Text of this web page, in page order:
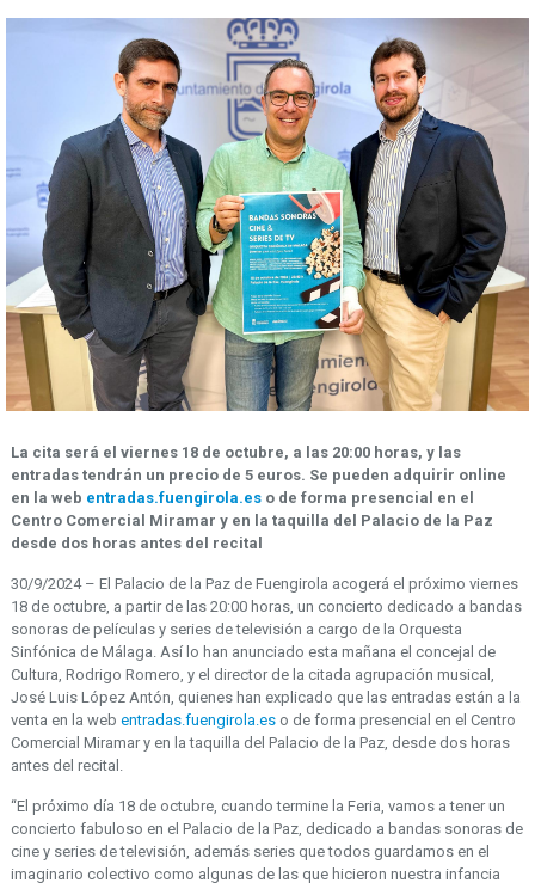
La cita será el viernes 18 de octubre, a las 20:00 horas, y las
entradas tendrán un precio de 5 euros. Se pueden adquirir online
en la web entradas.fuengirola.es o de forma presencial en el
Centro Comercial Miramar y en la taquilla del Palacio de la Paz
desde dos horas antes del recital
30/9/2024 – El Palacio de la Paz de Fuengirola acogerá el próximo viernes
18 de octubre, a partir de las 20:00 horas, un concierto dedicado a bandas
sonoras de películas y series de televisión a cargo de la Orquesta
Sinfónica de Málaga. Así lo han anunciado esta mañana el concejal de
Cultura, Rodrigo Romero, y el director de la citada agrupación musical,
José Luis López Antón, quienes han explicado que las entradas están a la
venta en la webentradas.fuengirola.es o de forma presencial en el Centro
Comercial Miramar y en la taquilla del Palacio de la Paz, desde dos horas
antes del recital.
“El próximo día 18 de octubre, cuando termine la Feria, vamos a tener un
concierto fabuloso en el Palacio de la Paz, dedicado a bandas sonoras de
cine y series de televisión, además series que todos guardamos en el
imaginario colectivo como algunas de las que hicieron nuestra infancia